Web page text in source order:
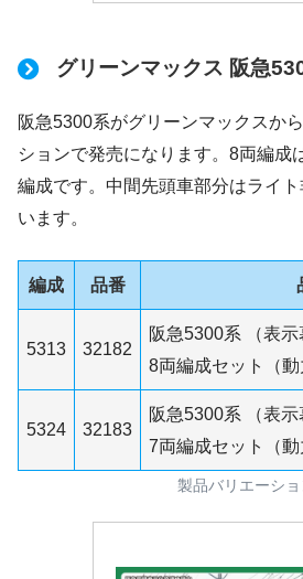
グリーンマックス 阪急
阪急5300系がグリーンマックスか
ションで発売になります。8両編成
編成です。中間先頭車部分はライ
います。
編成 品番
5313 32182
阪急5300系 （表示
8両編成セット（動
5324 32183
阪急5300系 （表示
7両編成セット（動
製品バリエーショ